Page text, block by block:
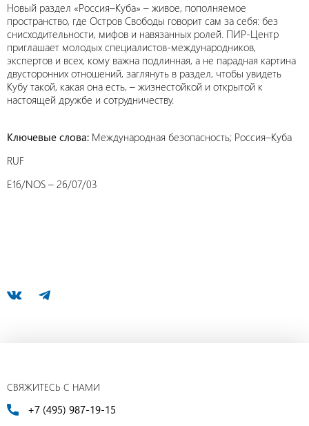
Новый раздел «Россия–Куба» – живое, пополняемое
пространство, где Остров Свободы говорит сам за себя: без
снисходительности, мифов и навязанных ролей. ПИР-Центр
приглашает молодых специалистов-международников,
экспертов и всех, кому важна подлинная, а не парадная картина
двусторонних отношений, заглянуть в раздел, чтобы увидеть
Кубу такой, какая она есть, – жизнестойкой и открытой к
настоящей дружбе и сотрудничеству.
Ключевые слова: Международная безопасность; Россия–Куба
RUF
E16/NOS – 26/07/03
СВЯЖИТЕСЬ С НАМИ
+7 (495) 987-19-15